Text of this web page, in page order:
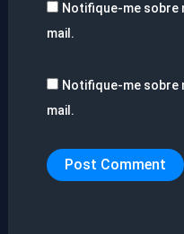
Notifique-me sobre
mail.
Notifique-me sobre
mail.